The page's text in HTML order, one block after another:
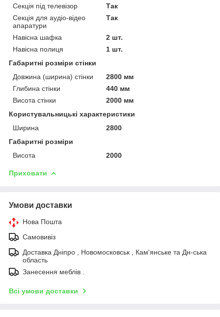
Секція під телевізор
Так
Секція для аудіо-відео
апаратури
Так
Навісна шафка
2 шт.
Навісна полиця
1 шт.
Габаритні розміри стінки
Довжина (ширина) стінки
2800 мм
Глибина стінки
440 мм
Висота стінки
2000 мм
Користувальницькі характеристики
Ширина
2800
Габаритні розміри
Висота
2000
Приховати
Умови доставки
Нова Пошта
Самовивіз
Доставка Дніпро , Новомосковськ , Кам'янське та Дн-ська
область
Занесення меблів .
Всі умови доставки